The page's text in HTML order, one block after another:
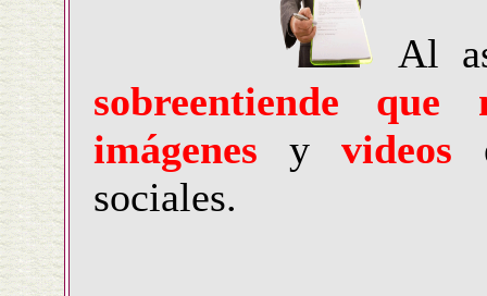
Al
sobreentiende que
imágenes yvideos
sociales.